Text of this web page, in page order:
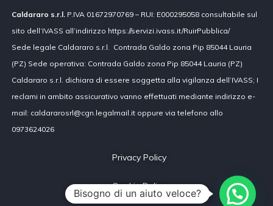
Caldararo s.r.l. P.IVA 01672970769 – RUI: E000295058 consultabile sul
sito dell’IVASS all’indirizzo https://servizi.ivass.it/RuirPubblica/
Sede legale Caldararo s.r.l. Contrada Galdo zona Pip 85044 Lauria
(PZ) Sede operativa: Contrada Galdo zona Pip 85044 Lauria (PZ)
Caldararo s.r.l. dichiara di essere soggetta alla vigilanza dell’IVASS; I
reclami in ambito assicurativo vanno effettuati mediante indirizzo e-
mail: caldararosrl@cgn.legalmail.it oppure via telefono allo
0973624026
Privacy Policy
Cookie Policy
Bisogno di un aiuto veloce?